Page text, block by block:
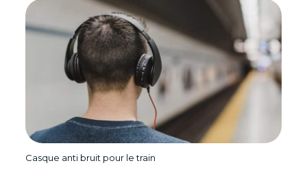
Casque anti bruit pour le train